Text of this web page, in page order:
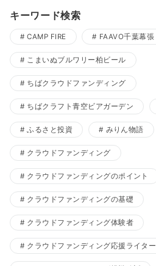
キーワード検索
CAMP FIRE FAAVO千葉幕張
こまいぬブルワリー柏ビール
ちばクラウドファンディング
ちばクラフト青空ビアガーデン
ふるさと投資 みりん物語
クラウドファンディング
クラウドファンディングのポイント
クラウドファンディングの基礎
クラウドファンディング体験者
クラウドファンディング応援ライター